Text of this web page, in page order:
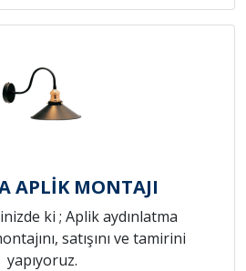
APLİK MONTAJI
ki ; Aplik aydınlatma
satışını ve tamirini
yapıyoruz.